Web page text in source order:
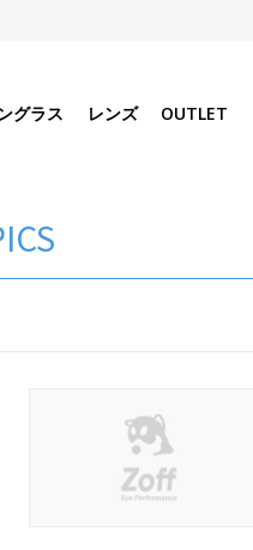
グラス レンズ OUTLET